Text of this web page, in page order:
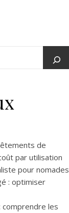
de
par utilisation
pour nomades
: optimiser
comprendre les